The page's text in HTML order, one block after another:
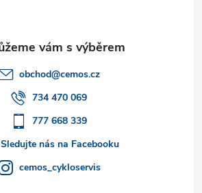
obchod@cemos.cz
734 470 069
777 668 339
Sledujte nás na Facebooku
cemos_cykloservis